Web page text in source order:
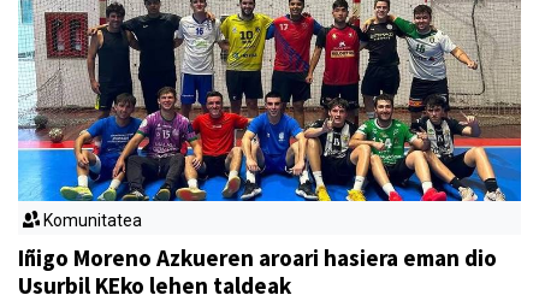
Komunitatea
Iñigo Moreno Azkueren aroari hasiera eman dio
Usurbil KEko lehen taldeak